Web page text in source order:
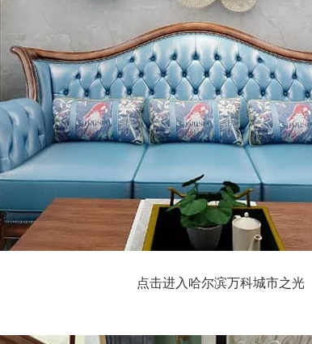
点击进入哈尔滨万科城市之光